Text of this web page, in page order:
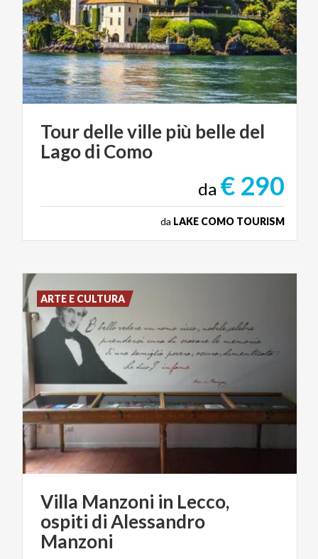
Tourdelleville più belledel
Lagodi Como
da € 290
da LAKE COMO TOURISM
Villa Manzoni in Lecco,
ospiti di Alessandro
Manzoni
ARTE E CULTURA